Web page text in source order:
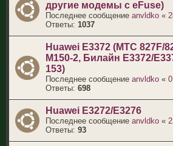
другие модемы с eFuse)
Последнее сообщение anvldko «
Ответы: 1037
Huawei E3372 (МТС 827F/
M150-2, Билайн E3372/
153)
Последнее сообщение anvldko «
Ответы: 698
Huawei E3272/E3276
Последнее сообщение anvldko «
Ответы: 93